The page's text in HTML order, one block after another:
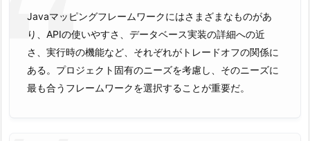
Javaマッピングフレームワークにはさまざまなものがあ
り、APIの使いやすさ、データベース実装の詳細への近
さ、実行時の機能など、それぞれがトレードオフの関係に
ある。プロジェクト固有のニーズを考慮し、そのニーズに
最も合うフレームワークを選択することが重要だ。